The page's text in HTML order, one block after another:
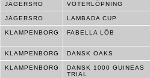
JÄGERSRO VOTERLÖPNING
JÄGERSRO LAMBADA CUP
KLAMPENBORG FABELLA LÖB
KLAMPENBORG DANSK OAKS
KLAMPENBORG
DANSK 1000 GUINEAS
TRIAL